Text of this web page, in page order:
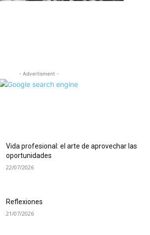
- Advertisment -
Vida profesional: el arte de aprovechar las
oportunidades
22/07/2026
Reflexiones
21/07/2026